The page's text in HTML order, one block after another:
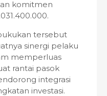
komitmen
tersebut
sinergi pelaku
memperluas
rantai pasok
integrasi
investasi.